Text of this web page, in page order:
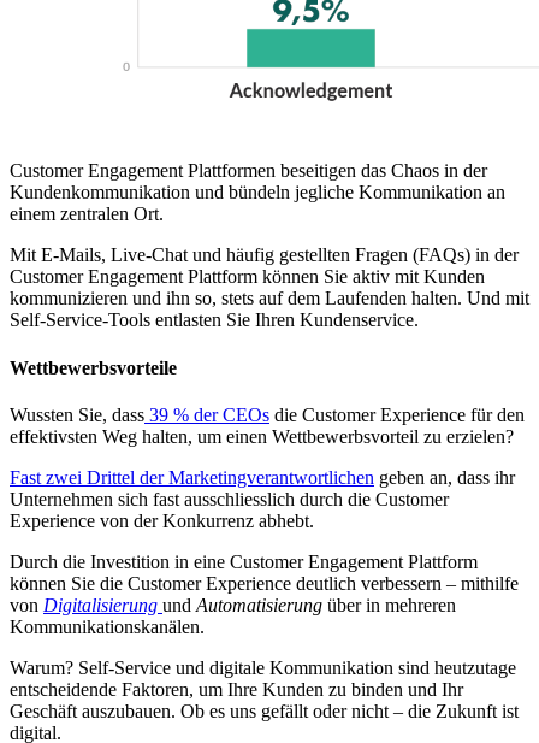
Customer Engagement Plattformen beseitigen das Chaos in der
Kundenkommunikation und bündeln jegliche Kommunikation an
einem zentralen Ort.
Mit E-Mails, Live-Chat und häufig gestellten Fragen (FAQs) in der
Customer Engagement Plattform können Sie aktiv mit Kunden
kommunizieren und ihn so, stets auf dem Laufenden halten. Und mit
Self-Service-Tools entlasten Sie Ihren Kundenservice.
Wettbewerbsvorteile
Wussten Sie, dass 39 % der CEOs die Customer Experience für den
effektivsten Weg halten, um einen Wettbewerbsvorteil zu erzielen?
Fast zwei Drittel der Marketingverantwortlichen geben an, dass ihr
Unternehmen sich fast ausschliesslich durch die Customer
Experience von der Konkurrenz abhebt.
Durch die Investition in eine Customer Engagement Plattform
können Sie die Customer Experience deutlich verbessern – mithilfe
von Digitalisierung und Automatisierung über in mehreren
Kommunikationskanälen.
Warum? Self-Service und digitale Kommunikation sind heutzutage
entscheidende Faktoren, um Ihre Kunden zu binden und Ihr
Geschäft auszubauen. Ob es uns gefällt oder nicht – die Zukunft ist
digital.